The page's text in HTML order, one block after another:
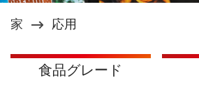
家 応用
食品グレード